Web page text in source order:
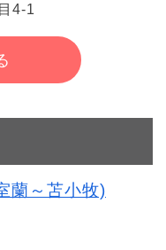
4-1
蘭～苫小牧)